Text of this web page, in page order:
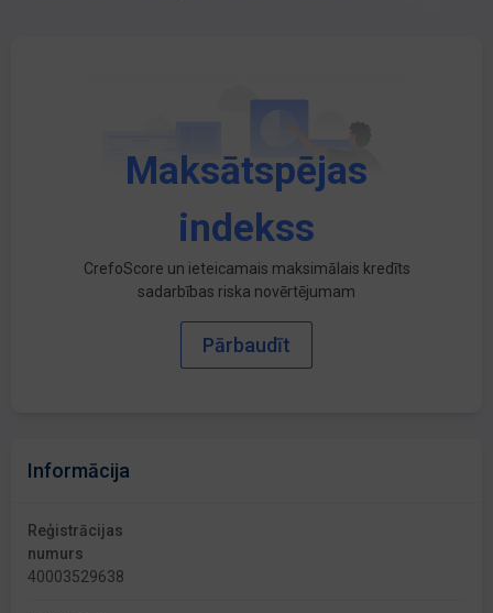
Maksātspējas
indekss
CrefoScore un ieteicamais maksimālais kredīts
sadarbības riska novērtējumam
Pārbaudīt
Informācija
Reģistrācijas
numurs
40003529638